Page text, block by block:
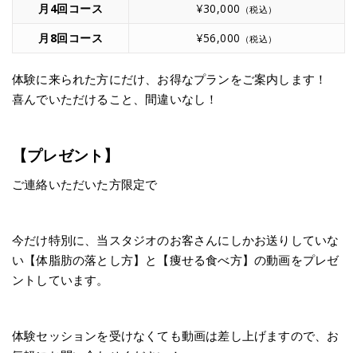
月4回コース ¥30,000 （税込）
月8回コース ¥56,000 （税込）
体験に来られた方にだけ、お得なプランをご案内します！
喜んでいただけること、間違いなし！
【プレゼント】
ご連絡いただいた方限定で
今だけ特別に、当スタジオのお客さんにしかお送りしていな
い【体脂肪の落とし方】と【痩せる食べ方】の動画をプレゼ
ントしています。
体験セッションを受けなくても動画は差し上げますので、お